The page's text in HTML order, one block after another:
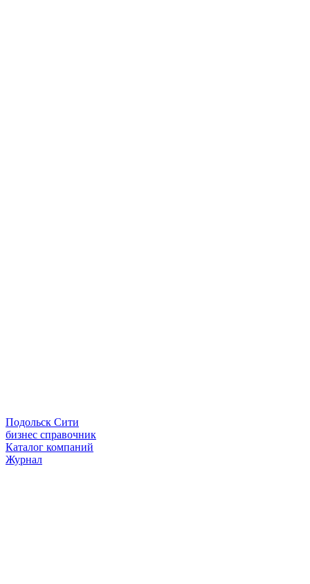
Подольск Сити
бизнес справочник
Каталог компаний
Журнал